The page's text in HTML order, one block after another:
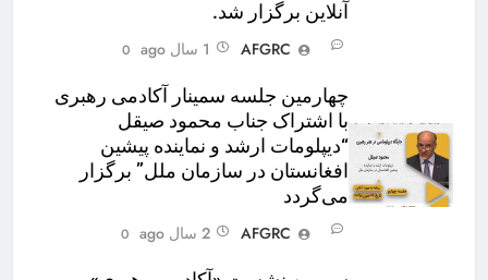
آنلاین برگزار شد.
AFGRC
1 سال ago 0
چهارمین جلسه سمینار آکادمی رهبری
با اشتراک جناب محمود صیقل
“دیپلومات ارشد و نماینده پیشین
افغانستان در سازمان ملل” برگزار
می‌گردد
AFGRC
2 سال ago 0